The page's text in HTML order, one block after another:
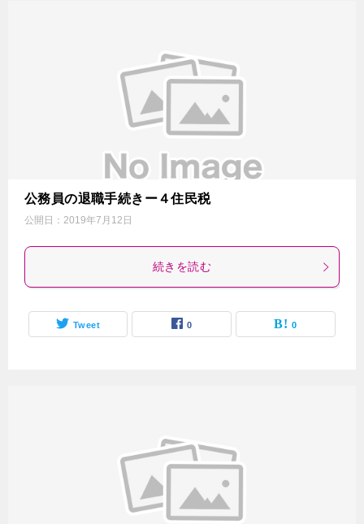
公務員の退職手続きー４住民税
公開日： 2019年7月12日
続きを読む
Tweet 0 0